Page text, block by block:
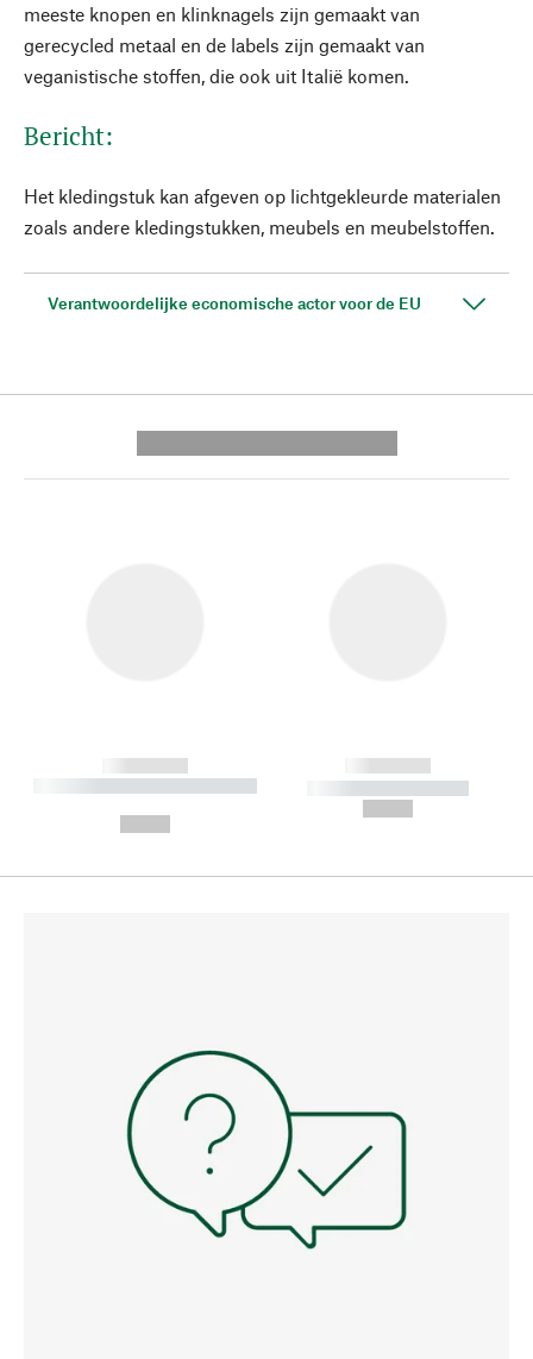
meeste knopen en klinknagels zijn gemaakt van
gerecycled metaal en de labels zijn gemaakt van
veganistische stoffen, die ook uit Italië komen.
Bericht:
Het kledingstuk kan afgeven op lichtgekleurde materialen
zoals andere kledingstukken, meubels en meubelstoffen.
Verantwoordelijke economische actor voor de EU
------------
----------- ----------- --------
------------
----------- -----------